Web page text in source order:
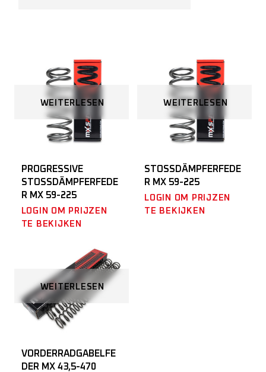
WEITERLESEN
PROGRESSIVE
STOSSDÄMPFERFEDER
MX 59-225
LOGIN OM PRIJZEN
TE BEKIJKEN
WEITERLESEN
STOSSDÄMPFERFEDER
MX 59-225
LOGIN OM PRIJZEN
TE BEKIJKEN
WEITERLESEN
VORDERRADGABELFE
DER MX 43,5-470